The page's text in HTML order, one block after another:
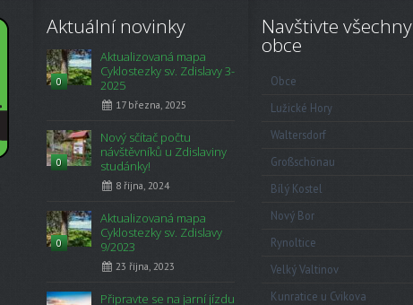
Aktuální novinky
0
Aktualizovaná mapa
Cyklostezky sv. Zdislavy 3-
2025
17 března, 2025
0
Nový sčítač počtu
návštěvníků u Zdislaviny
studánky!
8 října, 2024
0
Aktualizovaná mapa
Cyklostezky sv. Zdislavy
9/2023
23 října, 2023
Připravte se na jarní jízdu
Navštivte všechny
obce
Obce
Lužické Hory
Waltersdorf
Großschönau
Bílý Kostel
Nový Bor
Rynoltice
Velký Valtinov
Kunratice u Cvikova